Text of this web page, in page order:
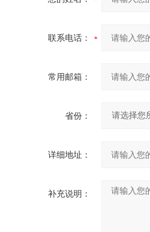
联系电话：
常用邮箱：
省份：
详细地址：
补充说明：